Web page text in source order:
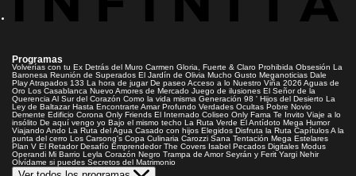
Programas
Volverías con tu Ex Detrás del Muro Carmen Gloria, Fuerte & Claro Prohibida Obsesión La
Baronesa Reunión de Superados El Jardín de Olivia Mucho Gusto Meganoticias Dale
PlayAtrapados 133 La hora de jugar De paseoAcceso a lo Nuestro Viña 2026 Aguas de
Oro Los Casablanca Nuevo Amores de Mercado Juego de ilusiones El Señor de la
Querencia Al Sur del Corazón Como la vida misma Generación 98 ' Hijos del Desierto La
Ley de Baltazar Hasta Encontrarte Amar Profundo Verdades Ocultas Pobre Novio
Demente Edificio Corona Only Friends El Internado Coliseo Only Fama Te Invito Viaje a lo
insólito De aquí vengo yo Bajo el mismo techo La Ruta Verde El Antídoto Mega Humor
Viajando Ando La Ruta del Agua Casado con hijos Elegidos Disfruta la Ruta CapítulosA la
punta del cerro Los Carsong's Copa Culinaria Carozzi Sana Tentación Mega Estelares
Plan V El Retador Desafío Emprendedor The Covers Isabel Pecados Digitales Modus
Operandi Mi Barrio Leyla Corazón Negro Trampa de Amor Seyrán y Ferit Yargi Nehir
Olvídame si puedes Secretos del Matrimonio